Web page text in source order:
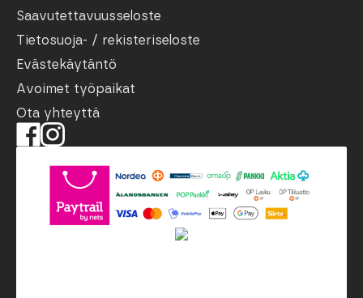
Saavutettavuusseloste
Tietosuoja- / rekisteriseloste
Evästekäytäntö
Avoimet työpaikat
Ota yhteyttä